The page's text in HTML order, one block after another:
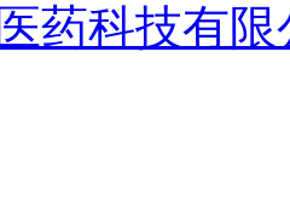
药科技有限